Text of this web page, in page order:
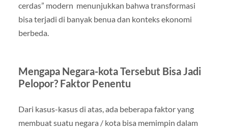
cerdas” modern menunjukkan bahwa transformasi
bisa terjadi di banyak benua dan konteks ekonomi
berbeda.
Mengapa Negara-kota Tersebut Bisa Jadi
Pelopor? Faktor Penentu
Dari kasus-kasus di atas, ada beberapa faktor yang
membuat suatu negara / kota bisa memimpin dalam